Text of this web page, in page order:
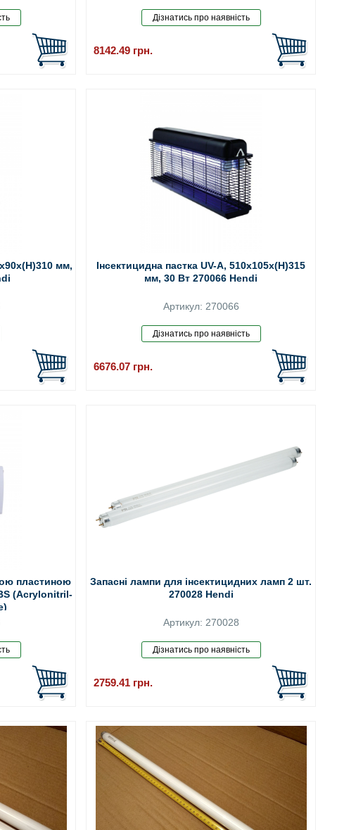
8142.49 грн.
мм,
Інсектицидна пастка UV-A, 510x105x(H)315
мм, 30 Вт 270066 Hendi
Артикул: 270066
6676.07 грн.
пластиною
(Acrylonitril-
Запасні лампи для інсектицидних ламп 2 шт.
270028 Hendi
Артикул: 270028
2759.41 грн.